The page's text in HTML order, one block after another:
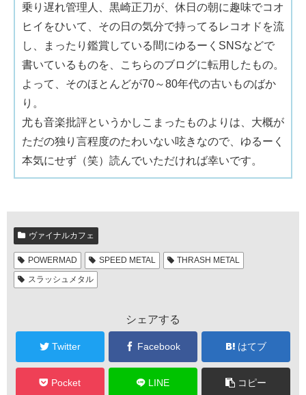
乗り遅れ管理人、黒崎正刀が、休日の朝に趣味でコオ
ヒイをひいて、その日の気分で持ってるレコオドを流
し、まったり鑑賞している間にゆるーくSNSなどで
書いているものを、こちらのブログに転用したもの。
よって、そのほとんどが70～80年代の古いものばか
り。
尤も音楽批評というかしこまったものよりは、大概が
ただの独り言程度のたわいない呟きなので、ゆるーく
本気にせず（笑）読んでいただければ幸いです。
ヴァイナルカフェ
POWERMAD SPEED METAL
THRASH METAL
スラッシュメタル
シェアする
Twitter Facebook はてブ
Pocket LINE コピー